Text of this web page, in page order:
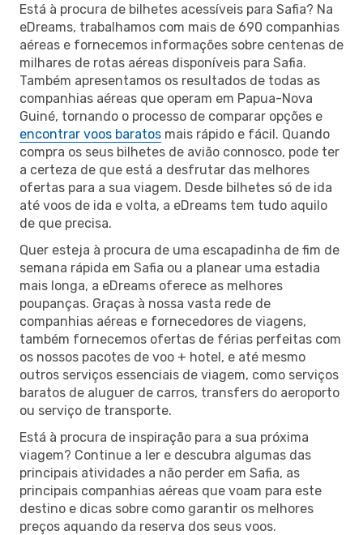
Está à procura de bilhetes acessíveis para Safia? Na
eDreams, trabalhamos com mais de 690 companhias
aéreas e fornecemos informações sobre centenas de
milhares de rotas aéreas disponíveis para Safia.
Também apresentamos os resultados de todas as
companhias aéreas que operam em Papua-Nova
Guiné, tornando o processo de comparar opções e
encontrar voos baratos mais rápido e fácil. Quando
compra os seus bilhetes de avião connosco, pode ter
a certeza de que está a desfrutar das melhores
ofertas para a sua viagem. Desde bilhetes só de ida
até voos de ida e volta, a eDreams tem tudo aquilo
de que precisa.
Quer esteja à procura de uma escapadinha de fim de
semana rápida em Safia ou a planear uma estadia
mais longa, a eDreams oferece as melhores
poupanças. Graças à nossa vasta rede de
companhias aéreas e fornecedores de viagens,
também fornecemos ofertas de férias perfeitas com
os nossos pacotes de voo + hotel, e até mesmo
outros serviços essenciais de viagem, como serviços
baratos de aluguer de carros, transfers do aeroporto
ou serviço de transporte.
Está à procura de inspiração para a sua próxima
viagem? Continue a ler e descubra algumas das
principais atividades a não perder em Safia, as
principais companhias aéreas que voam para este
destino e dicas sobre como garantir os melhores
preços aquando da reserva dos seus voos.